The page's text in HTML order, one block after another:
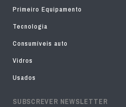
Primeiro Equipamento
Tecnologia
Consumíveis auto
Vidros
Usados
SUBSCREVER NEWSLETTER